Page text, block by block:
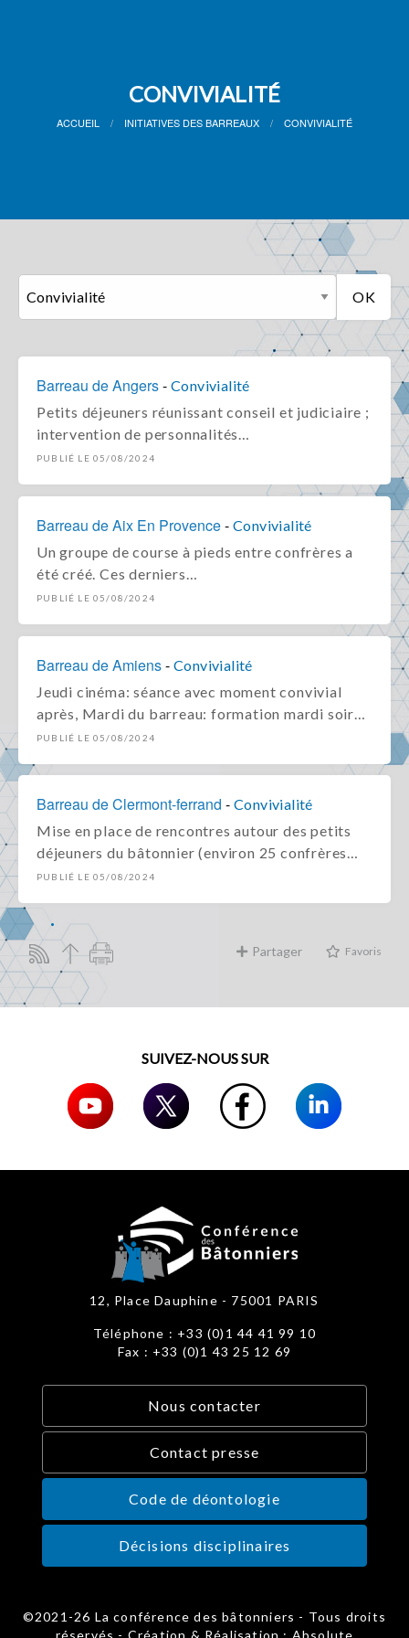
CONVIVIALITÉ
ACCUEIL INITIATIVES DES BARREAUX CONVIVIALITÉ
Barreau de Angers- Convivialité
Petits déjeuners réunissant conseil et judiciaire ;
intervention de personnalités…
PUBLIÉ LE 05/08/2024
Barreau de Aix En Provence- Convivialité
Un groupe de course à pieds entre confrères a
été créé. Ces derniers…
PUBLIÉ LE 05/08/2024
Barreau de Amiens- Convivialité
Jeudi cinéma: séance avec moment convivial
après, Mardi du barreau: formation mardi soir…
PUBLIÉ LE 05/08/2024
Barreau de Clermont-ferrand - Convivialité
Mise en place de rencontres autour des petits
déjeuners du bâtonnier (environ 25 confrères…
PUBLIÉ LE 05/08/2024
Partager Favoris
SUIVEZ-NOUS SUR
12, Place Dauphine - 75001 PARIS
Téléphone : +33 (0)1 44 41 99 10
Fax : +33 (0)1 43 25 12 69
Nous contacter
Contact presse
Code de déontologie
Décisions disciplinaires
©2021-26 La conférence des bâtonniers - Tous droits